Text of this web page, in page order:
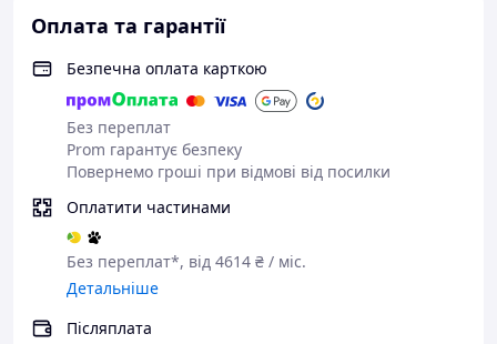
Оплата та гарантії
Безпечна оплата карткою
Без переплат
Prom гарантує безпеку
Повернемо гроші при відмові від посилки
Оплатити частинами
Без переплат*, від 4614 ₴ / міс.
Детальніше
Післяплата